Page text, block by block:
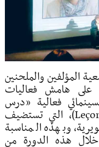
المؤلفين والملحنين
وناشري الموسيقى Sacem على هامش فعاليات
السينمائي فعالية «درس
موسيقي» (Leçon de musique)، التي تستضيف
وبهذه المناسبة
هذه الدورة من